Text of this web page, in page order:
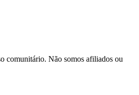
comunitário. Não somos afiliados ou